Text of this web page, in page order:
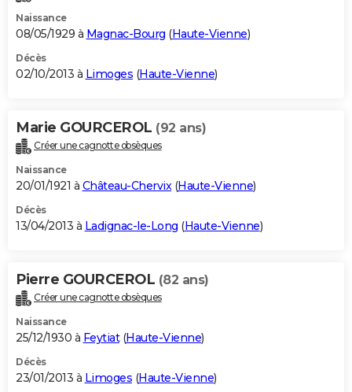
Naissance
08/05/1929 à Magnac-Bourg (Haute-Vienne)
Décès
02/10/2013 à Limoges (Haute-Vienne)
Marie GOURCEROL (92 ans)
Créer une cagnotte obsèques
Naissance
20/01/1921 à Château-Chervix(Haute-Vienne)
Décès
13/04/2013 à Ladignac-le-Long (Haute-Vienne)
Pierre GOURCEROL (82 ans)
Créer une cagnotte obsèques
Naissance
25/12/1930 à Feytiat(Haute-Vienne)
Décès
23/01/2013 à Limoges (Haute-Vienne)